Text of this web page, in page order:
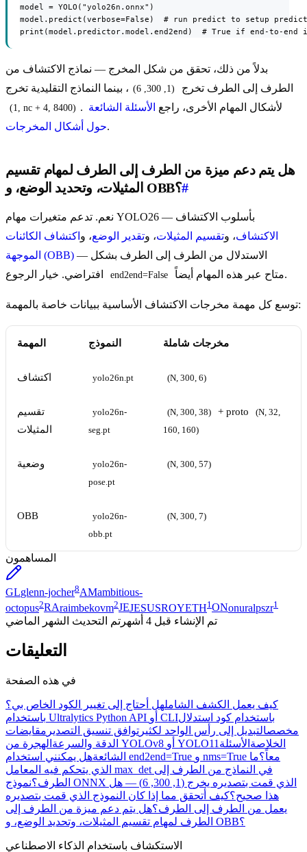
model = YOLO("yolo26n.onnx")
model.predict(verbose=False)  # run predict to setup
print(model.predictor.model.end2end)  # True if end-to-end
بدلاً من ذلك، تحقق من شكل المخرج — نماذج الاكتشاف من
الطرف إلى الطرف تخرج
(1, 300, 6) ، بينما النماذج التقليدية تخرج
(1, nc + 4, 8400) . لأشكال المهام الأخرى، راجع الأسئلة الشائعة
حول أشكال المخرجات.
هل يتم دعم ميزة من الطرف إلى الطرف لمهام تقسيم
المثيلات، وتحديد الوضع، و OBB؟#
نعم. تدعم متغيرات مهام YOLO26 بأسلوب الاكتشاف —
الاكتشاف، وتقسيم المثيلات، وتقدير الوضع، و اكتشاف الكائنات
الموجهة (OBB) — الاستدلال من الطرف إلى الطرف بشكل
end2end=False متاح عبر هذه المهام أيضاً.
توسع كل مهمة مخرجات الاكتشاف الأساسية ببيانات خاصة بالمهمة:
المهمة النموذج مخرجات شاملة
اكتشاف yolo26n.pt (N, 300, 6)
تقسيم
المثيلات
yolo26n-
seg.pt
(N, 300, 38) + proto
(N, 32,
160, 160)
وضعية
yolo26n-
pose.pt
(N, 300, 57)
OBB
yolo26n-
obb.pt
(N, 300, 7)
المساهمون
GLglenn-jocher8AMambitious-
octopus2RAraimbekovm2JEJESUSROYETH1 ONonuralpszr1
تم الإنشاء قبل 4 أشهر تم التحديث الشهر الماضي
التعليقات
في هذه الصفحة
كيف يعمل الكشف الشاملهل أحتاج إلى تغيير الكود الخاص بي؟
باستخدام Ultralytics Python API أو CLIباستخدام كود استدلال
مخصصالتبديل إلى رأس الواحد لكثير توافق تنسيق التصدير مقايضات
الدقة والسرعة
الهجرة من YOLOv8 أو YOLO11 الخلاصة الأسئلة
الشائعة
هل يمكنني استخدام end2end=True و nms=True معاً؟ما
الذي يتحكم فيه المعامل max_det في النماذج من الطرف إلى
الطرف؟نموذج ONNX الذي قمت بتصديره يخرج (1, 300, 6) — هل
هذا صحيح؟كيف أتحقق مما إذا كان النموذج الذي قمت بتصديره
يعمل من الطرف إلى الطرف؟هل يتم دعم ميزة من الطرف إلى
الطرف لمهام تقسيم المثيلات، وتحديد الوضع، و OBB؟
الاستكشاف باستخدام الذكاء الاصطناعي